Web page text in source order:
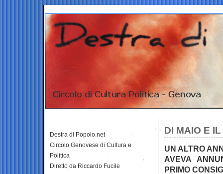
DI MAIO E
UN ALTRO
AVEVA
PRIMO
Destra di Popolo.net
Circolo Genovese di Cultura e
Politica
Diretto da Riccardo Fucile